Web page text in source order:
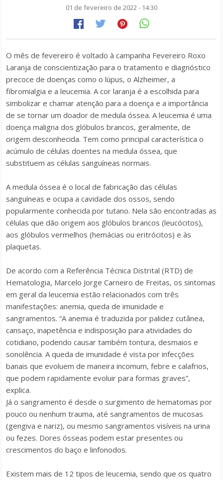
01 de fevereiro de 2022 - 14:30
O mês de fevereiro é voltado à campanha Fevereiro Roxo
Laranja de conscientização para o tratamento e diagnóstico
precoce de doenças como o lúpus, o Alzheimer, a
fibromialgia e a leucemia. A cor laranja é a escolhida para
simbolizar e chamar atenção para a doença e a importância
de se tornar um doador de medula óssea. A leucemia é uma
doença maligna dos glóbulos brancos, geralmente, de
origem desconhecida. Tem como principal característica o
acúmulo de células doentes na medula óssea, que
substituem as células sanguíneas normais.
A medula óssea é o local de fabricação das células
sanguíneas e ocupa a cavidade dos ossos, sendo
popularmente conhecida por tutano. Nela são encontradas as
células que dão origem aos glóbulos brancos (leucócitos),
aos glóbulos vermelhos (hemácias ou eritrócitos) e às
plaquetas.
De acordo com a Referência Técnica Distrital (RTD) de
Hematologia, Marcelo Jorge Carneiro de Freitas, os sintomas
em geral da leucemia estão relacionados com três
manifestações: anemia, queda de imunidade e
sangramentos. “A anemia é traduzida por palidez cutânea,
cansaço, inapetência e indisposição para atividades do
cotidiano, podendo causar também tontura, desmaios e
sonolência. A queda de imunidade é vista por infecções
banais que evoluem de maneira incomum, febre e calafrios,
que podem rapidamente evoluir para formas graves”,
explica.
Já o sangramento é desde o surgimento de hematomas por
pouco ou nenhum trauma, até sangramentos de mucosas
(gengiva e nariz), ou mesmo sangramentos visíveis na urina
ou fezes. Dores ósseas podem estar presentes ou
crescimentos do baço e linfonodos.
Existem mais de 12 tipos de leucemia, sendo que os quatro